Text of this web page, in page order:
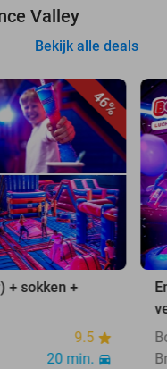
Valley
Bekijk alle deals
46%
+ sokken +
9.5
20 min.